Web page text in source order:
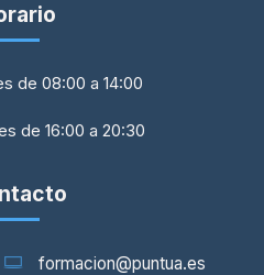
de 08:00 a 14:00
de 16:00 a 20:30
formacion@puntua.es